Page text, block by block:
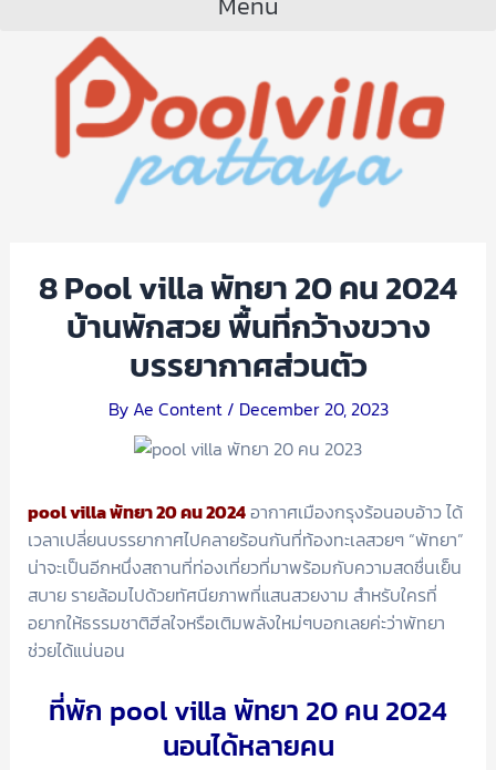
8 Pool villa พัทยา 20 คน 2024
บ้านพักสวย พื้นที่กว้างขวาง
บรรยากาศส่วนตัว
By Ae Content / December 20, 2023
pool villa พัทยา 20 คน 2024อากาศเมืองกรุงร้อนอบอ้าว ได้
เวลาเปลี่ยนบรรยากาศไปคลายร้อนกันที่ท้องทะเลสวยๆ “พัทยา”
น่าจะเป็นอีกหนึ่งสถานที่ท่องเที่ยวที่มาพร้อมกับความสดชื่นเย็น
สบาย รายล้อมไปด้วยทัศนียภาพที่แสนสวยงาม สำหรับใครที่
อยากให้ธรรมชาติฮีลใจหรือเติมพลังใหม่ๆบอกเลยค่ะว่าพัทยา
ช่วยได้แน่นอน
ที่พัก pool villa พัทยา 20 คน 2024
นอนได้หลายคน